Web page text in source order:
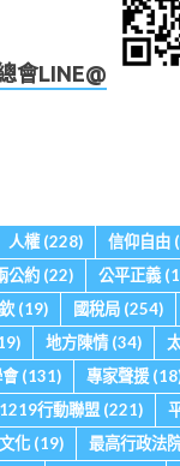
會LINE@
人權(228) 信仰自由
公約 (22) 公平正義
(19) 國稅局 (254)
地方陳情(34)
(131) 專家聲援
行動聯盟 (221)
文化 (19) 最高行政法